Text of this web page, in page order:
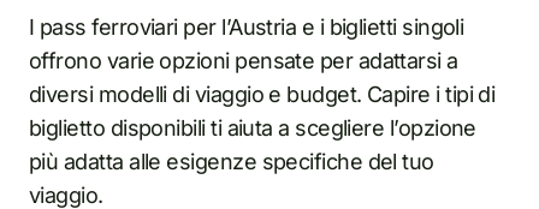
I pass ferroviari per l’Austria e i biglietti singoli
offrono varie opzioni pensate per adattarsi a
diversi modelli di viaggio e budget. Capire i tipi di
biglietto disponibili ti aiuta a scegliere l’opzione
più adatta alle esigenze specifiche del tuo
viaggio.